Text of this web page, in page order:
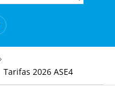
Tarifas 2026 ASE4